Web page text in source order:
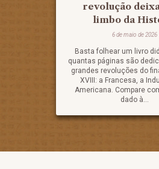
revolução
limbo da
6 de maio de 2026
Basta folhear um livro
quantas páginas são
grandes revoluções do
XVIII: a Francesa, a
Americana. Compare
dado à...